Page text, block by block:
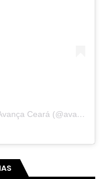
Uma publicação compartilhada por Avança Ceará (@avancaceara)